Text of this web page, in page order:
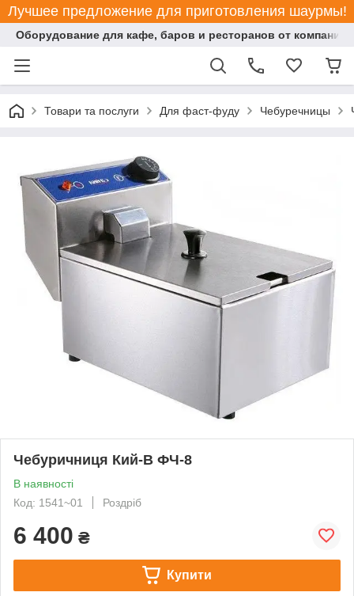
Лучшее предложение для приготовления шаурмы!
Оборудование для кафе, баров и ресторанов от компании
Товари та послуги Для фаст-фуду Чебуречницы
Чебуричниця Кий-В ФЧ-8
В наявності
Код: 1541~01
Роздріб
6 400 ₴
Купити